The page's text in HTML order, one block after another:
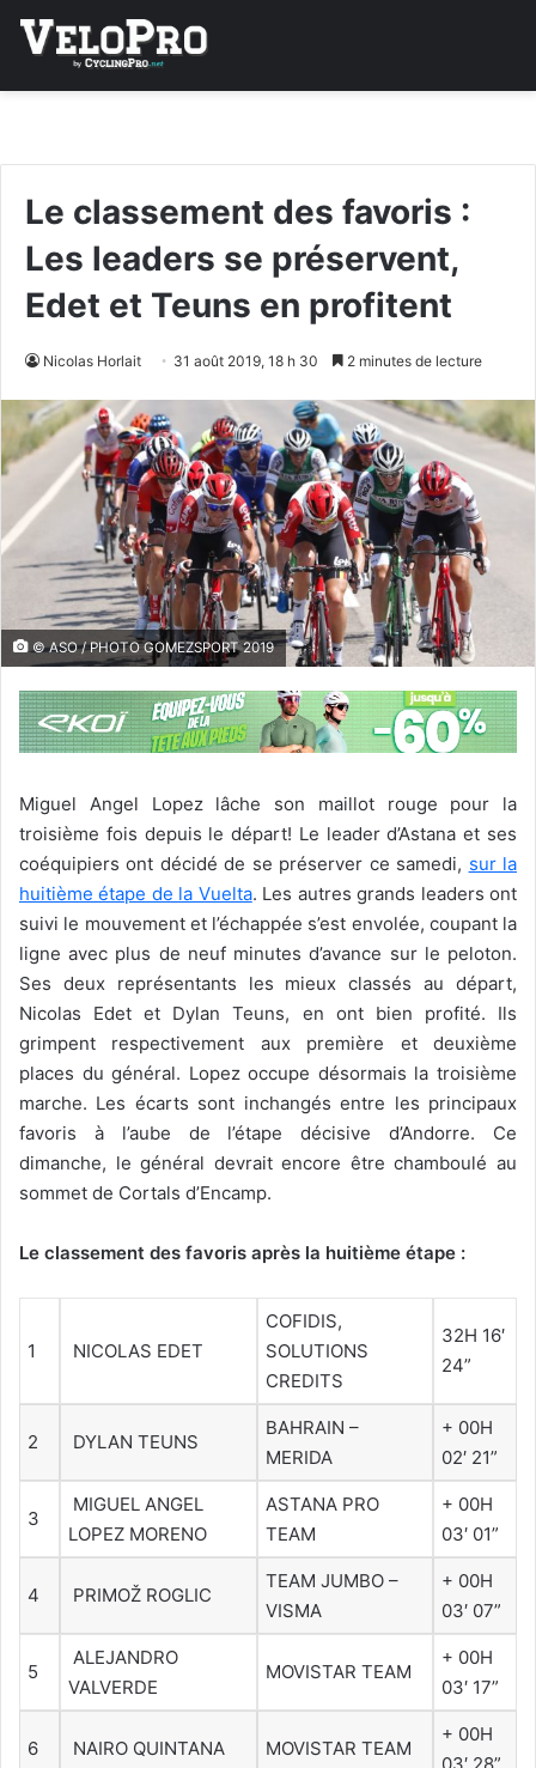
Le classement des favoris :
Les leaders se préservent,
Edet et Teuns en profitent
Nicolas Horlait 31 août 2019, 18 h 30 2 minutes de lecture
© ASO / PHOTO GOMEZSPORT 2019
Miguel Angel Lopez lâche son maillot rouge pour la
troisième fois depuis le départ! Le leader d’Astana et ses
coéquipiers ont décidé de se préserver ce samedi, sur la
huitième étape de la Vuelta. Les autres grands leaders ont
suivi le mouvement et l’échappée s’est envolée, coupant la
ligne avec plus de neuf minutes d’avance sur le peloton.
Ses deux représentants les mieux classés au départ,
Nicolas Edet et Dylan Teuns, en ont bien profité. Ils
grimpent respectivement aux première et deuxième
places du général. Lopez occupe désormais la troisième
marche. Les écarts sont inchangés entre les principaux
favoris à l’aube de l’étape décisive d’Andorre. Ce
dimanche, le général devrait encore être chamboulé au
sommet de Cortals d’Encamp.
Le classement des favoris après la huitième étape :
1 NICOLAS EDET
COFIDIS,
SOLUTIONS
CREDITS
32H 16′
24”
2 DYLAN TEUNS
BAHRAIN –
MERIDA
+ 00H
02′ 21”
3
MIGUEL ANGEL
LOPEZ MORENO
ASTANA PRO
TEAM
+ 00H
03′ 01”
4 PRIMOŽ ROGLIC
TEAM JUMBO –
VISMA
+ 00H
03′ 07”
5
ALEJANDRO
VALVERDE
MOVISTAR TEAM
+ 00H
03′ 17”
6 NAIRO QUINTANA MOVISTAR TEAM
+ 00H